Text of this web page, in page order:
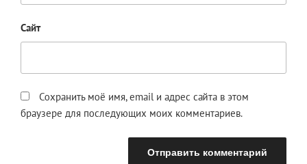
Сайт
Сохранить моё имя, email и адрес сайта в этом
браузере для последующих моих комментариев.